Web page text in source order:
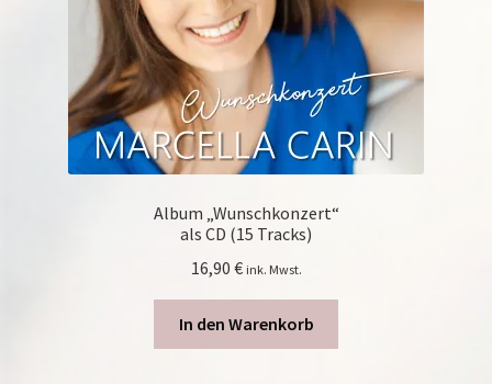
Album „Wunschkonzert“
als CD (15 Tracks)
16,90 € ink. Mwst.
In den Warenkorb